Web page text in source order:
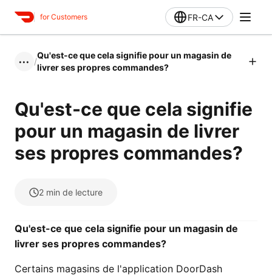
for Customers FR-CA
••• /
Qu'est-ce que cela signifie pour un magasin de
livrer ses propres commandes?
Qu'est-ce que cela signifie
pour un magasin de livrer
ses propres commandes?
2 min de lecture
Qu'est-ce que cela signifie pour un magasin de
livrer ses propres commandes?
Certains magasins de l'application DoorDash